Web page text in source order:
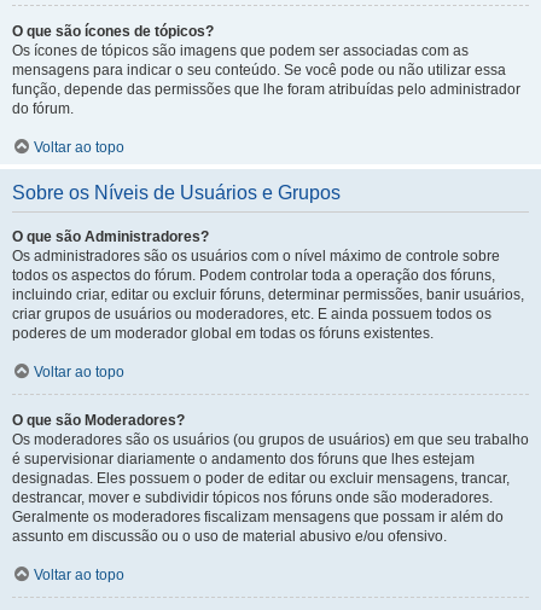
O que são ícones de tópicos?
Os ícones de tópicos são imagens que podem ser associadas com as
mensagens para indicar o seu conteúdo. Se você pode ou não utilizar essa
função, depende das permissões que lhe foram atribuídas pelo administrador
do fórum.
Voltar ao topo
Sobre os Níveis de Usuários e Grupos
O que são Administradores?
Os administradores são os usuários com o nível máximo de controle sobre
todos os aspectos do fórum. Podem controlar toda a operação dos fóruns,
incluindo criar, editar ou excluir fóruns, determinar permissões, banir usuários,
criar grupos de usuários ou moderadores, etc. E ainda possuem todos os
poderes de um moderador global em todas os fóruns existentes.
Voltar ao topo
O que são Moderadores?
Os moderadores são os usuários (ou grupos de usuários) em que seu trabalho
é supervisionar diariamente o andamento dos fóruns que lhes estejam
designadas. Eles possuem o poder de editar ou excluir mensagens, trancar,
destrancar, mover e subdividir tópicos nos fóruns onde são moderadores.
Geralmente os moderadores fiscalizam mensagens que possam ir além do
assunto em discussão ou o uso de material abusivo e/ou ofensivo.
Voltar ao topo